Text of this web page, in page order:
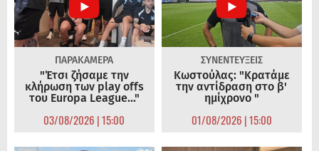
ΠΑΡΑΚΑΜΕΡΑ
"Έτσι ζήσαμε την
κλήρωση των play offs
του Europa League..."
03/08/2026 | 15:00
ΣΥΝΕΝΤΕΥΞΕΙΣ
Κωστούλας: "Κρατάμε
την αντίδραση στο β'
ημίχρονο "
01/08/2026 | 15:00